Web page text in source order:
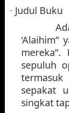
· Judul Buku
‘Alaihim”
sepuluh
sepakat
singkat